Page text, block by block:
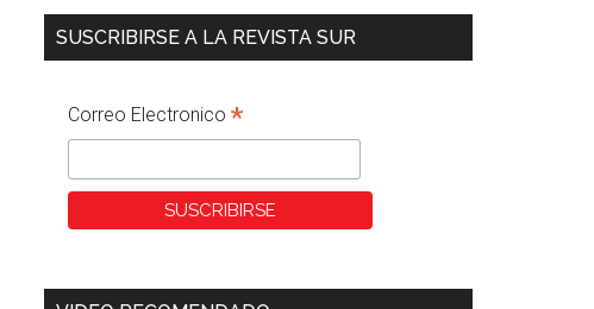
SUSCRIBIRSE A LA REVISTA SUR
Correo Electronico *